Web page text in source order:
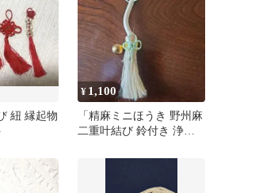
紐 縁起物
¥ 1,100
「精麻ミニほうき 野州麻
二重叶結び 鈴付き 浄化